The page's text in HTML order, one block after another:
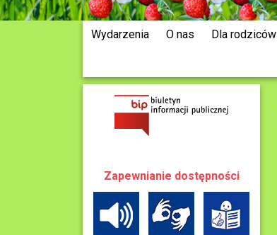
Wydarzenia O nas Dla rodziców
Zapewnianie dostępności